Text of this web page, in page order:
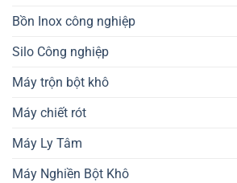
Bồn Inox công nghiệp
Silo Công nghiệp
Máy trộn bột khô
Máy chiết rót
Máy Ly Tâm
Máy Nghiền Bột Khô